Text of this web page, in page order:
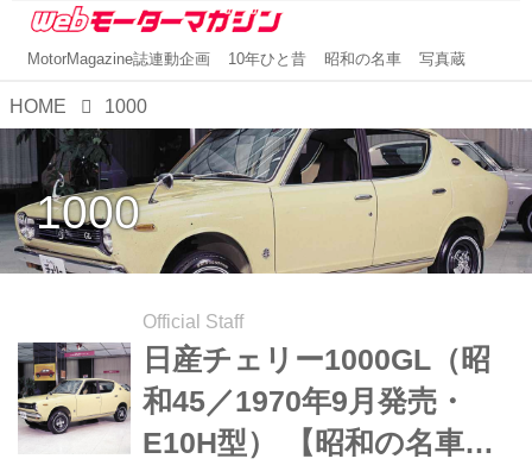
MotorMagazine誌連動企画 10年ひと昔 昭和の名車 写真蔵
HOME 1000
1000
Official Staff
日産チェリー1000GL（昭
和45／1970年9月発売・
E10H型） 【昭和の名車・